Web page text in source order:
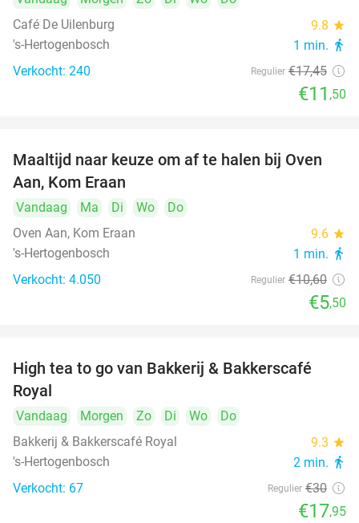
Café De Uilenburg
9.8 star
's-Hertogenbosch 1 min. directions_walk
Verkocht: 240 Regulier €17,45
€11 ,50
48%
Maaltijd naar keuze om af te halen bij Oven
Aan, Kom Eraan
Vandaag Ma Di Wo
Do
Oven Aan, Kom Eraan
9.6 star
's-Hertogenbosch 1 min. directions_walk
Verkocht: 4.050 Regulier €10,60
€5,50
40%
High tea to go van Bakkerij & Bakkerscafé
Royal
Vandaag Morgen Zo Di Wo
Do
Bakkerij & Bakkerscafé Royal
9.3 star
's-Hertogenbosch 2 min. directions_walk
Verkocht: 67 Regulier €30
€17,95